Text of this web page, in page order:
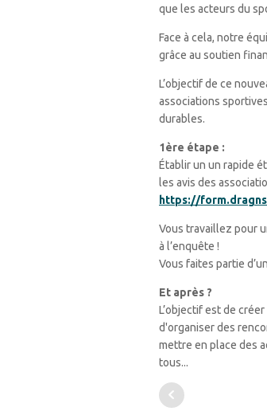
que les acteurs du
Face à cela, notre
grâce au soutien
L’objectif de ce
associations
durables.
1ère étape :
Établir un un rapide
les avis des
https://
Vous travaillez pour
à l’enquête !
Vous faites partie
Et après ?
L’objectif est de
d'organiser des
mettre en place des
tous...